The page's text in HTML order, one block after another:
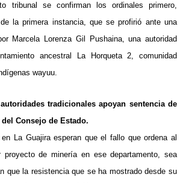
tribunal se confirman los ordinales primero,
la primera instancia, que se profirió ante una
Marcela Lorenza Gil Pushaina, una autoridad
ancestral La Horqueta 2, comunidad
wayuu.
tradicionales apoyan sentencia de
Consejo de Estado.
La Guajira esperan que el fallo que ordena al
proyecto de minería en ese departamento, sea
que la resistencia que se ha mostrado desde su